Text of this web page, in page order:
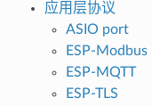
应用层协议
ASIO port
ESP-Modbus
ESP-MQTT
ESP-TLS